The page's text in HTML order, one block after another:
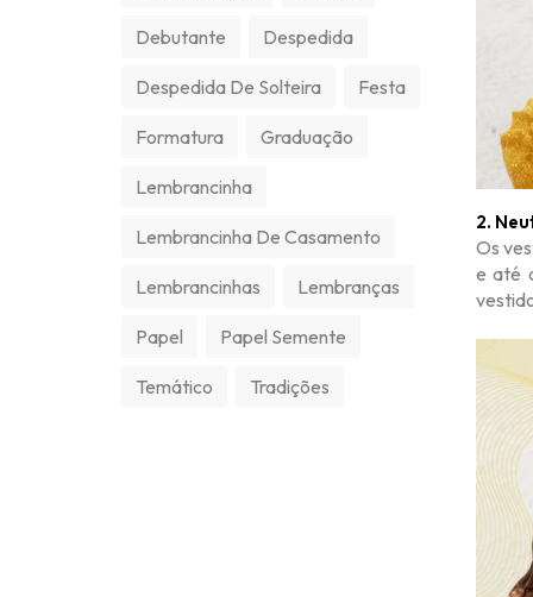
2.
Os
e até
Debutante Despedida
Despedida De Solteira Festa
Formatura Graduação
Lembrancinha
Lembrancinha De Casamento
Lembrancinhas Lembranças
Papel Papel Semente
Temático Tradições